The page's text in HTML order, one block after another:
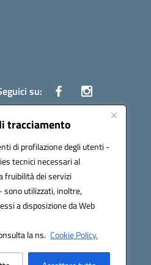
tracciamento
di profilazione degli utenti -
tecnici necessari al
fruibilità dei servizi
sono utilizzati, inoltre,
a disposizione da Web
la ns. Cookie Policy.
su: